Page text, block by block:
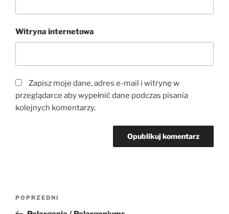
Witryna internetowa
Zapisz moje dane, adres e-mail i witrynę w
przeglądarce aby wypełnić dane podczas pisania
kolejnych komentarzy.
Poprzedni
wpis
POPRZEDNI